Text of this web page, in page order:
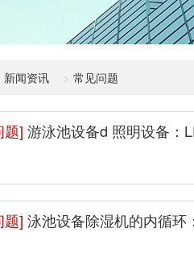
新闻资讯 常见问题
题] 游泳池设备d 照明设备：
题] 泳池设备除湿机的内循